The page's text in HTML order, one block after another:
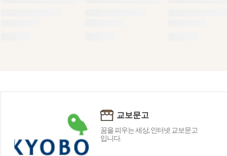
교보문고
꿈을 피우는 세상, 인터넷 교보문고
입니다.